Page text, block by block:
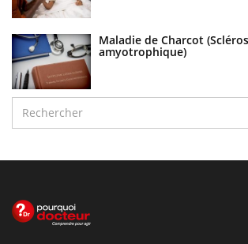
Maladie de Charcot
amyotrophique)